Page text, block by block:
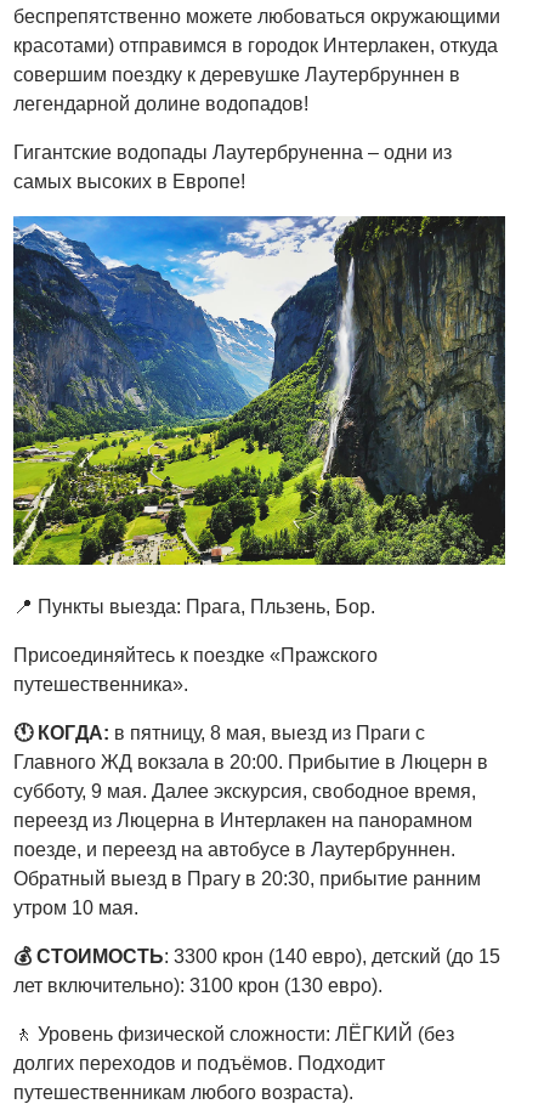
беспрепятственно можете любоваться окружающими
красотами) отправимся в городок Интерлакен, откуда
совершим поездку к деревушке Лаутербруннен в
легендарной долине водопадов!
Гигантские водопады Лаутербруненна – одни из
самых высоких в Европе!
📍 Пункты выезда: Прага, Пльзень, Бор.
Присоединяйтесь к поездке «Пражского
путешественника».
🕚 КОГДА: в пятницу, 8 мая, выезд из Праги с
Главного ЖД вокзала в 20:00. Прибытие в Люцерн в
субботу, 9 мая. Далее экскурсия, свободное время,
переезд из Люцерна в Интерлакен на панорамном
поезде, и переезд на автобусе в Лаутербруннен.
Обратный выезд в Прагу в 20:30, прибытие ранним
утром 10 мая.
💰 СТОИМОСТЬ: 3300 крон (140 евро), детский (до 15
лет включительно): 3100 крон (130 евро).
🚶 Уровень физической сложности: ЛЁГКИЙ (без
долгих переходов и подъёмов. Подходит
путешественникам любого возраста).